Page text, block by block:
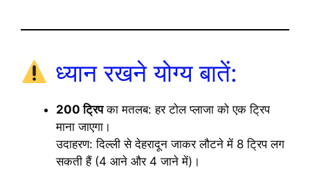
ध्यान रखने योग्य बातें:
200 ट्रिपका मतलब: हर टोल प्लाजा को एक ट्रिप
माना जाएगा।
उदाहरण: दिल्ली से देहरादून जाकर लौटने में 8 ट्रिप लग
सकती हैं (4 आने और 4 जाने में)।